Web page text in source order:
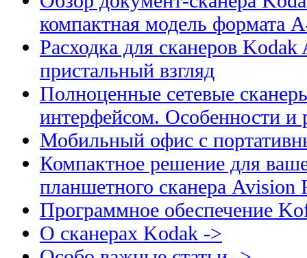
компактная модель формата
Расходка для сканеров
пристальный взгляд
Полноценные сетевые
интерфейсом. Особенности и
Мобильный офис с
Компактное решение для
планшетного сканера Avision
Программное обеспечение
О сканерах Kodak ->